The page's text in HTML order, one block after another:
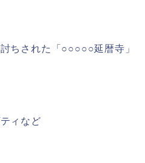
ちされた「○○○○○延暦寺」
ィなど